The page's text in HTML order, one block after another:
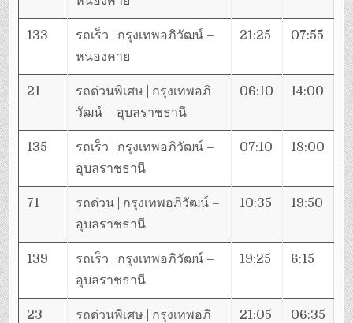
133
รถเร็ว | กรุงเทพอภิวัฒน์ –
หนองคาย
21:25 07:55
21
รถด่วนพิเศษ | กรุงเทพอภิ
วัฒน์ – อุบลราชธานี
06:10 14:00
135
รถเร็ว | กรุงเทพอภิวัฒน์ –
อุบลราชธานี
07:10 18:00
71
รถด่วน | กรุงเทพอภิวัฒน์ –
อุบลราชธานี
10:35 19:50
139
รถเร็ว | กรุงเทพอภิวัฒน์ –
อุบลราชธานี
19:25 6:15
23
รถด่วนพิเศษ | กรุงเทพอภิ
21:05 06:35